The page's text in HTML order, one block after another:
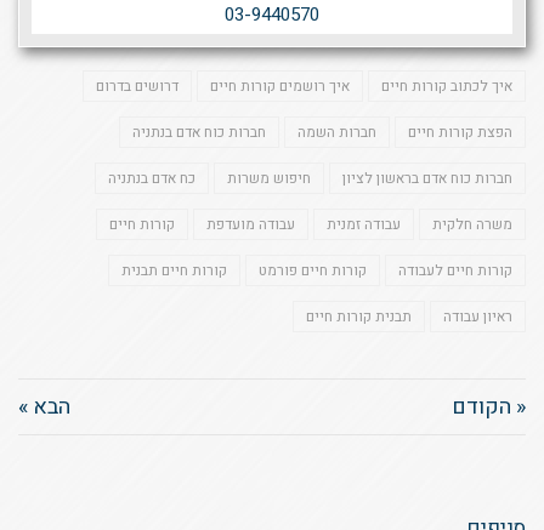
03-9440570
איך לכתוב קורות חיים איך רושמים קורות חיים דרושים בדרום
הפצת קורות חיים חברות השמה חברות כוח אדם בנתניה
חברות כוח אדם בראשון לציון חיפוש משרות כח אדם בנתניה
משרה חלקית עבודה זמנית עבודה מועדפת קורות חיים
קורות חיים לעבודה קורות חיים פורמט קורות חיים תבנית
ראיון עבודה תבנית קורות חיים
« הקודם הבא »